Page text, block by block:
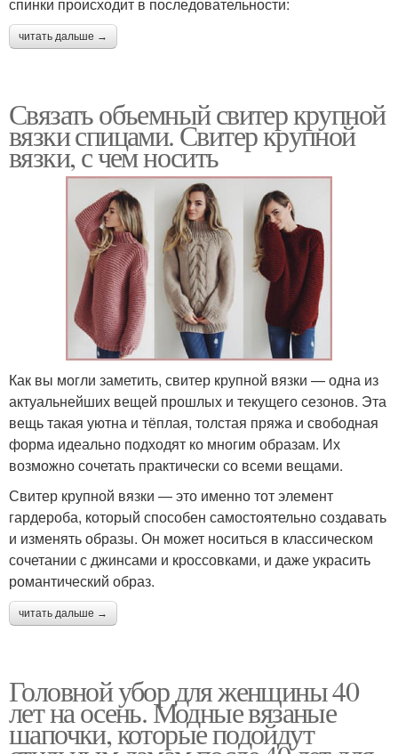
читать дальше →
Связать объемный свитер крупной
вязки спицами. Свитер крупной
вязки, с чем носить
Как вы могли заметить, свитер крупной вязки — одна из
актуальнейших вещей прошлых и текущего сезонов. Эта
вещь такая уютна и тёплая, толстая пряжа и свободная
форма идеально подходят ко многим образам. Их
возможно сочетать практически со всеми вещами.
Свитер крупной вязки — это именно тот элемент
гардероба, который способен самостоятельно создавать
и изменять образы. Он может носиться в классическом
сочетании с джинсами и кроссовками, и даже украсить
романтический образ.
читать дальше →
Головной убор для женщины 40
лет на осень. Модные вязаные
шапочки, которые подойдут